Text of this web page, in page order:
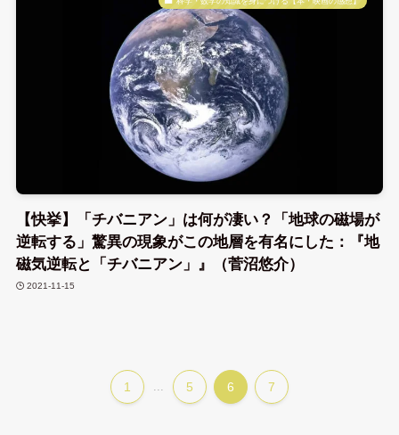
【快挙】「チバニアン」は何が凄い？「地球の磁場が
逆転する」驚異の現象がこの地層を有名にした：『地
磁気逆転と「チバニアン」』（菅沼悠介）
2021-11-15
1 5 6 7